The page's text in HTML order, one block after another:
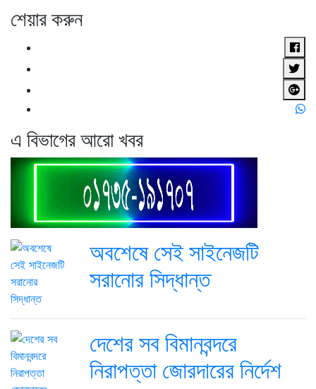
শেয়ার করুন
এ বিভাগের আরো খবর
অবশেষে সেই সাইনেজটি
সরানোর সিদ্ধান্ত
দেশের সব বিমানবন্দরে
নিরাপত্তা জোরদারের নির্দেশ